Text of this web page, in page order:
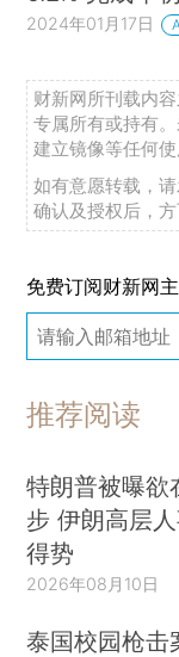
2024年01月17日
财新网所刊载内
专属所有或持有
建立镜像等任何使
如有意愿转载，
确认及授权后，方
免费订阅财新网
推荐阅读
特朗普被曝欲
步 伊朗高层
得势
2026年08月10日
泰国校园枪击